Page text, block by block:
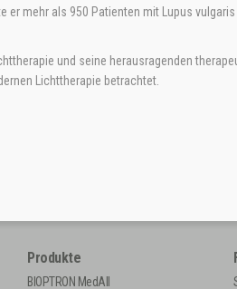
er mehr als 950 Patienten mit Lupus
und seine herausragenden
Lichttherapie betrachtet.
Produkte
BIOPTRON MedAll